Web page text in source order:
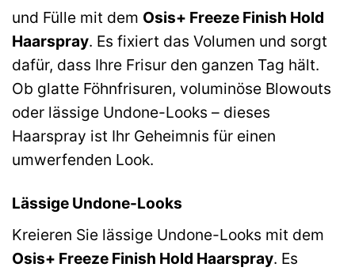
und Fülle mit dem Osis+ Freeze Finish Hold
Haarspray. Es fixiert das Volumen und sorgt
dafür, dass Ihre Frisur den ganzen Tag hält.
Ob glatte Föhnfrisuren, voluminöse Blowouts
oder lässige Undone-Looks – dieses
Haarspray ist Ihr Geheimnis für einen
umwerfenden Look.
Lässige Undone-Looks
Kreieren Sie lässige Undone-Looks mit dem
Osis+ Freeze Finish Hold Haarspray. Es